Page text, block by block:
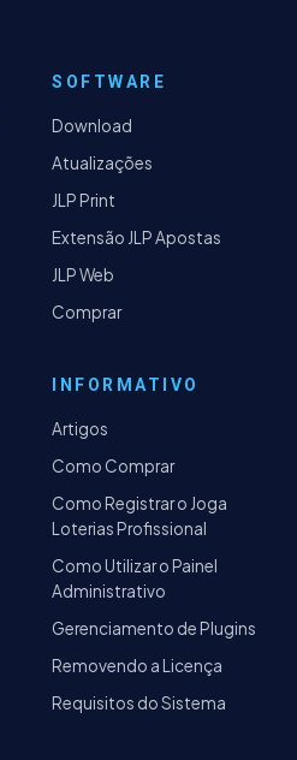
SOFTWARE
Download
Atualizações
JLP Print
Extensão JLP Apostas
JLP Web
Comprar
INFORMATIVO
Artigos
Como Comprar
Como Registrar o Joga
Loterias Profissional
Como Utilizar o Painel
Administrativo
Gerenciamento de Plugins
Removendo a Licença
Requisitos do Sistema